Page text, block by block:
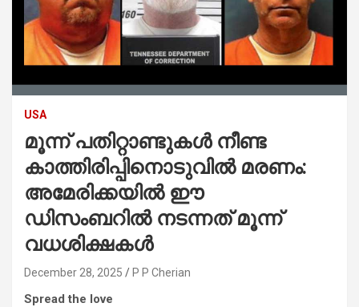
USA
മൂന്ന് പതിറ്റാണ്ടുകൾ നീണ്ട
കാത്തിരിപ്പിനൊടുവിൽ മരണം:
അമേരിക്കയിൽ ഈ
ഡിസംബറിൽ നടന്നത് മൂന്ന്
വധശിക്ഷകൾ
December 28, 2025 P P Cherian
Spread the love